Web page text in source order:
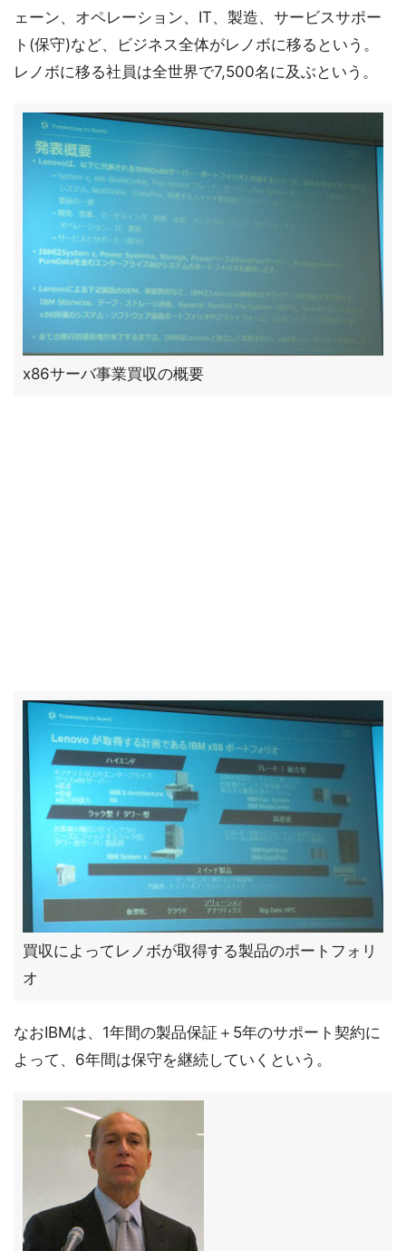
ェーン、オペレーション、IT、製造、サービスサポー
ト(保守)など、ビジネス全体がレノボに移るという。
レノボに移る社員は全世界で7,500名に及ぶという。
x86サーバ事業買収の概要
買収によってレノボが取得する製品のポートフォリ
オ
なおIBMは、1年間の製品保証＋5年のサポート契約に
よって、6年間は保守を継続していくという。